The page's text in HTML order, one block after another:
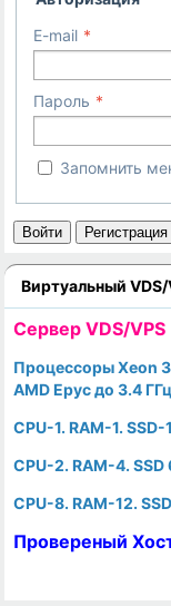
E-mail
Пароль
Запомнить
Войти Регистрация
Виртуальный VDS/
Cервер VDS/VPS
Процессоры Xeon
AMD Epyc до 3.4 ГГц
CPU-1. RAM-1.
CPU-2. RAM-4.
CPU-8. RAM-12.
Провереный